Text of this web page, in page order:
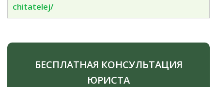
chitatelej/
БЕСПЛАТНАЯ КОНСУЛЬТАЦИЯ
ЮРИСТА